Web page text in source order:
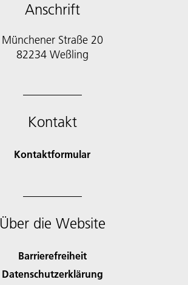
Anschrift
Münchener Straße 20
82234 Weßling
Kontakt
Kontaktformular
Über die Website
Barrierefreiheit
Datenschutzerklärung